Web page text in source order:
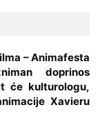
– Animafesta
doprinos
će kulturologu,
Xavieru